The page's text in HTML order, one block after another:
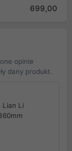
699,00 zł
opinie
dany produkt.
Lian Li